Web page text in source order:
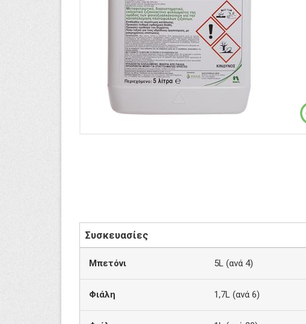
Συσκευασίες
Μπετόνι 5L (ανά 4)
Φιάλη 1,7L (ανά 6)